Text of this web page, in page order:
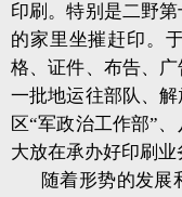
印刷。特别是二野
的家里坐摧赶印。
格、证件、布告、
一批地运往部队、
区“军政治工作部”
大放在承办好印刷业
随着形势的发展